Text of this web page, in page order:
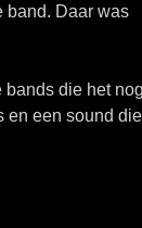
band. Daar was
die het nog
en een sound die